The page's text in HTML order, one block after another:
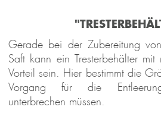
Gerade bei der Zubereitung
Saft kann ein Tresterbehälter
Vorteil sein. Hier bestimmt die
Vorgang für die
unterbrechen müssen.